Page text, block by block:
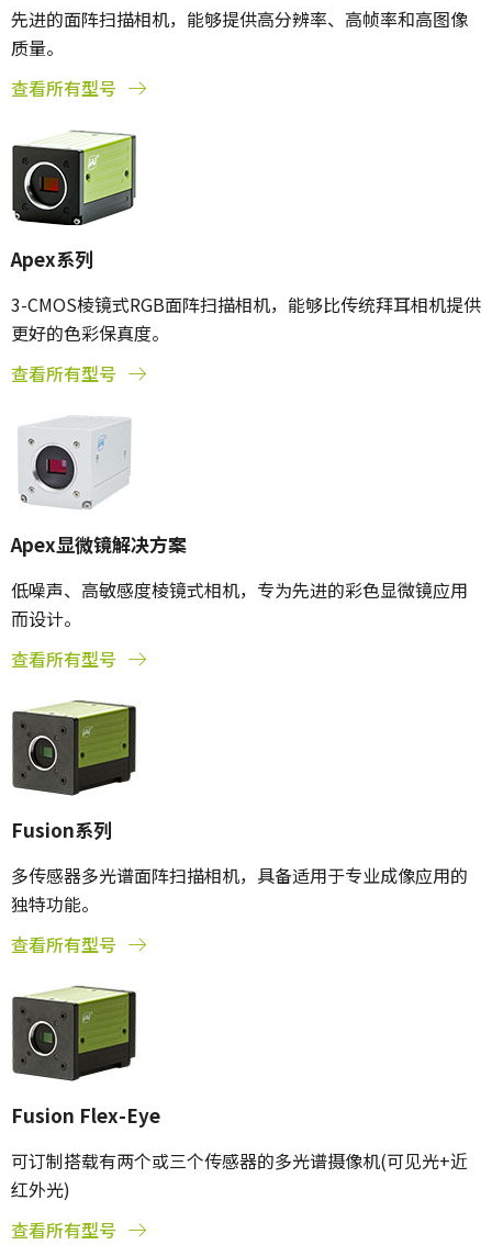
先进的面阵扫描相机，能够提供高分辨率、高帧率和高图像
质量。
查看所有型号
Apex系列
3-CMOS棱镜式RGB面阵扫描相机，能够比传统拜耳相机提供
更好的色彩保真度。
查看所有型号
Apex显微镜解决方案
低噪声、高敏感度棱镜式相机，专为先进的彩色显微镜应用
而设计。
查看所有型号
Fusion系列
多传感器多光谱面阵扫描相机，具备适用于专业成像应用的
独特功能。
查看所有型号
Fusion Flex-Eye
可订制搭载有两个或三个传感器的多光谱摄像机(可见光+近
红外光)
查看所有型号